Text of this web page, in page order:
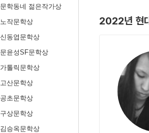
문학동네 젊은작가상
노작문학상
신동엽문학상
문윤성SF문학상
가톨릭문학상
고산문학상
공초문학상
구상문학상
김승옥문학상
2022년 현